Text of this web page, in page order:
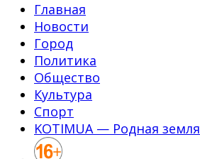
Главная
Новости
Город
Политика
Общество
Культура
Спорт
KOTIMUA — Родная земля